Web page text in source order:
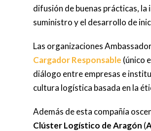
difusión de buenas prácticas,
suministro y el desarrollo de
Las organizaciones
Cargador Responsable (único
diálogo entre empresas e
cultura logística basada en la
Además de esta compañía
Clúster Logístico de Aragón (